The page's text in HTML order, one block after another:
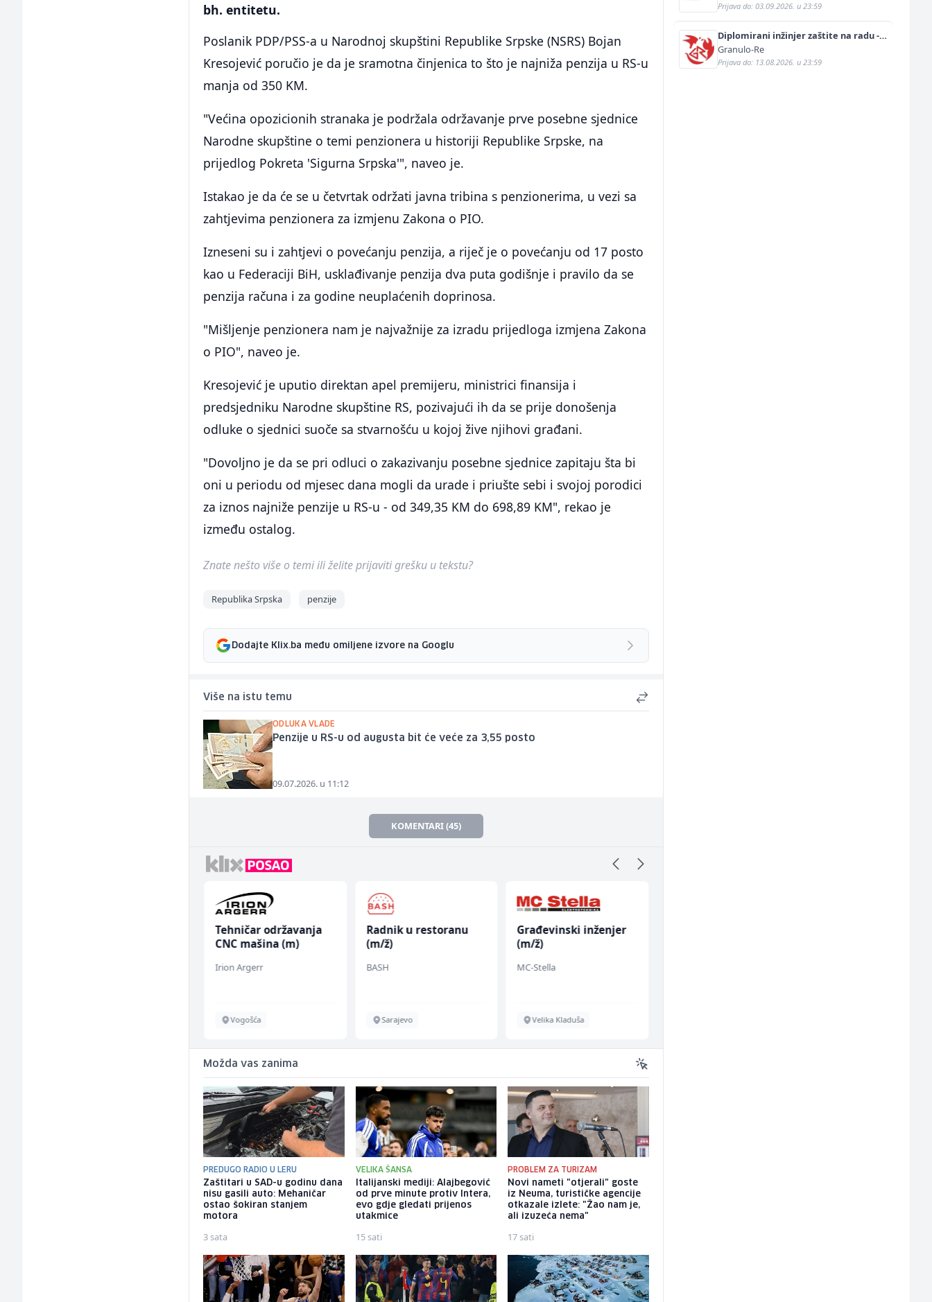
bh. entitetu.
Poslanik PDP/PSS-a u Narodnoj skupštini Republike Srpske (NSRS) Bojan
Kresojević poručio je da je sramotna činjenica to što je najniža penzija u RS-u
manja od 350 KM.
"Većina opozicionih stranaka je podržala održavanje prve posebne sjednice
Narodne skupštine o temi penzionera u historiji Republike Srpske, na
prijedlog Pokreta 'Sigurna Srpska'", naveo je.
Istakao je da će se u četvrtak održati javna tribina s penzionerima, u vezi sa
zahtjevima penzionera za izmjenu Zakona o PIO.
Izneseni su i zahtjevi o povećanju penzija, a riječ je o povećanju od 17 posto
kao u Federaciji BiH, usklađivanje penzija dva puta godišnje i pravilo da se
penzija računa i za godine neuplaćenih doprinosa.
"Mišljenje penzionera nam je najvažnije za izradu prijedloga izmjena Zakona
o PIO", naveo je.
Kresojević je uputio direktan apel premijeru, ministrici finansija i
predsjedniku Narodne skupštine RS, pozivajući ih da se prije donošenja
odluke o sjednici suoče sa stvarnošću u kojoj žive njihovi građani.
"Dovoljno je da se pri odluci o zakazivanju posebne sjednice zapitaju šta bi
oni u periodu od mjesec dana mogli da urade i priušte sebi i svojoj porodici
za iznos najniže penzije u RS-u - od 349,35 KM do 698,89 KM", rekao je
između ostalog.
Znate nešto više o temi ili želite prijaviti grešku u tekstu?
Republika Srpska penzije
Dodajte Klix.ba među omiljene izvore na Googlu
Više na istu temu
ODLUKA VLADE
Penzije u RS-u od augusta bit će veće za 3,55 posto
09.07.2026. u 11:12
KOMENTARI (45)
Tehničar održavanja
CNC mašina (m)
Irion Argerr
Vogošća
Radnik u restoranu
(m/ž)
BASH
Sarajevo
Građevinski inženjer
(m/ž)
MC-Stella
Velika Kladuša
Možda vas zanima
PREDUGO RADIO U LERU
Zaštitari u SAD-u godinu dana
nisu gasili auto: Mehaničar
ostao šokiran stanjem
motora
3 sata
VELIKA ŠANSA
Italijanski mediji: Alajbegović
od prve minute protiv Intera,
evo gdje gledati prijenos
utakmice
15 sati
PROBLEM ZA TURIZAM
Novi nameti "otjerali" goste
iz Neuma, turističke agencije
otkazale izlete: "Žao nam je,
ali izuzeća nema"
17 sati
Prijava do: 03.09.2026. u 23:59
Diplomirani inžinjer zaštite na radu -
Bachelor inžinjer sigurnosti i pomoći
(m/ž)
Granulo-Re
Prijava do: 13.08.2026. u 23:59